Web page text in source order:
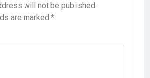
will not be published.
are marked *